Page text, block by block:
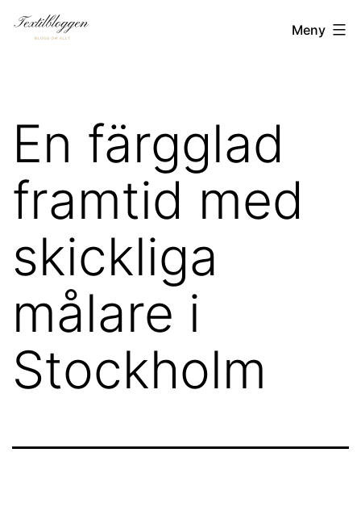
Hoppa
Textilbloggen.se Meny
En färgglad
framtid med
skickliga
målare i
Stockholm